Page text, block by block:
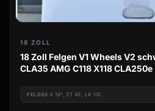
18 ZOLL
18 Zoll Felgen V1 Wheels V2
CLA35 AMG C118 X118 CLA250e
FELGE8 X 18", ET 45, LK 112